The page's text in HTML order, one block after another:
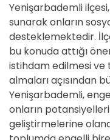
Yenişarbademli
sunarak onların
desteklemektedir.
bu konuda attığı
istihdam edilmesi
almaları açısından
Yenişarbademli,
onların
geliştirmelerine